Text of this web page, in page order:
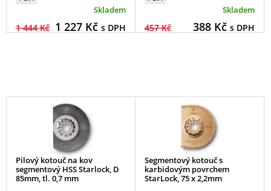
Skladem
1 444 Kč 1 227Kč s DPH
Skladem
457 Kč 388Kč s DPH
Pilový kotouč na kov
segmentový HSS Starlock, D
85mm, tl. 0,7 mm
Segmentový kotouč s
karbidovým povrchem
StarLock, 75 x 2,2mm